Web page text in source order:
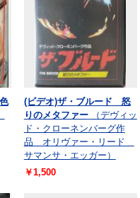
(ビデオ)ザ・ブルード 怒
りのメタファー
（デヴィッ
ド・クローネンバーグ作
品 オリヴァー・リード
サマンサ・エッガー）
￥1,500